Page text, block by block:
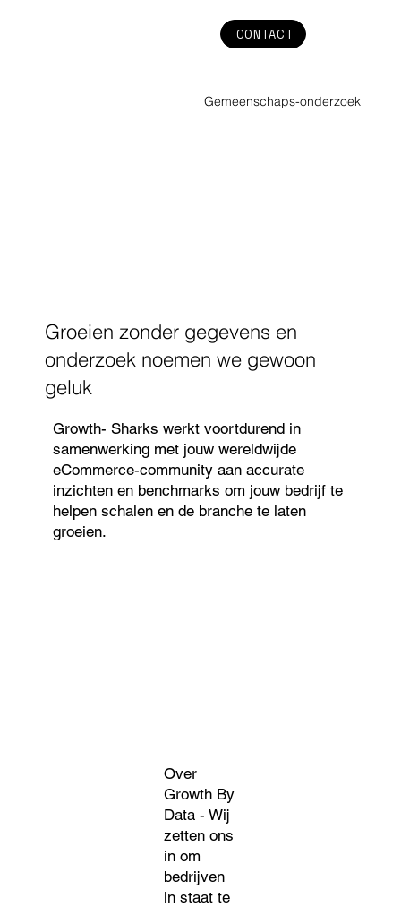
CONTACT
Gemeenschaps-onderzoek
Groeien zonder gegevens en
onderzoek noemen we gewoon
geluk
Growth- Sharks werkt voortdurend in
samenwerking met jouw wereldwijde
eCommerce-community aan accurate
inzichten en benchmarks om jouw bedrijf te
helpen schalen en de branche te laten
groeien.
Over
Growth By
Data - Wij
zetten ons
in om
bedrijven
in staat te